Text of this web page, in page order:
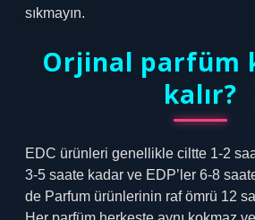
sıkmayın.
Orjinal parfüm
kalır?
EDC ürünleri genellikle ciltte 1-2
3-5 saate kadar ve EDP’ler 6-8
de Parfum ürünlerinin raf ömrü 12